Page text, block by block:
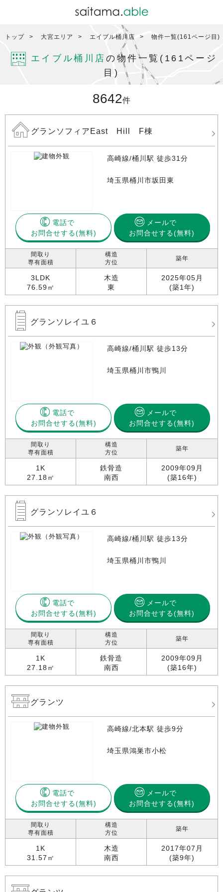
トップ 大宮エリア エイブル桶川店 物件一覧(161ページ目)
エイブル桶川店 の物件一覧(161ページ
目)
8642件
グランソフィアEast Hill F棟
高崎線/桶川駅 徒歩31分
埼玉県桶川市坂田東
電話で
お問合せする
メールで
お問合せする(無料)
間取り
専有面積
3LDK
76.59㎡
構造
方位
木造
東
築年
2025年05月
(築1年)
グランソレイユ６
高崎線/桶川駅 徒歩13分
埼玉県桶川市鴨川
電話で
お問合せする
メールで
お問合せする(無料)
間取り
専有面積
1K
27.18㎡
構造
方位
鉄骨造
南西
築年
2009年09月
(築16年)
グランソレイユ６
高崎線/桶川駅 徒歩13分
埼玉県桶川市鴨川
電話で
お問合せする
メールで
お問合せする(無料)
間取り
専有面積
1K
27.18㎡
構造
方位
鉄骨造
南西
築年
2009年09月
(築16年)
グランツ
高崎線/北本駅 徒歩9分
埼玉県鴻巣市小松
電話で
お問合せする
メールで
お問合せする(無料)
間取り
専有面積
1K
31.57㎡
構造
方位
木造
南西
築年
2017年07月
(築9年)